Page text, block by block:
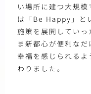
い場所に建つ大規
は「Be Happy」と
施策を展開してい
ま新都心が便利な
幸福を感じられる
わりました。